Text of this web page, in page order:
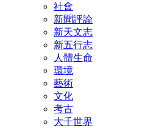
社會
新聞評論
新天文志
新五行志
人體生命
環境
藝術
文化
考古
大千世界